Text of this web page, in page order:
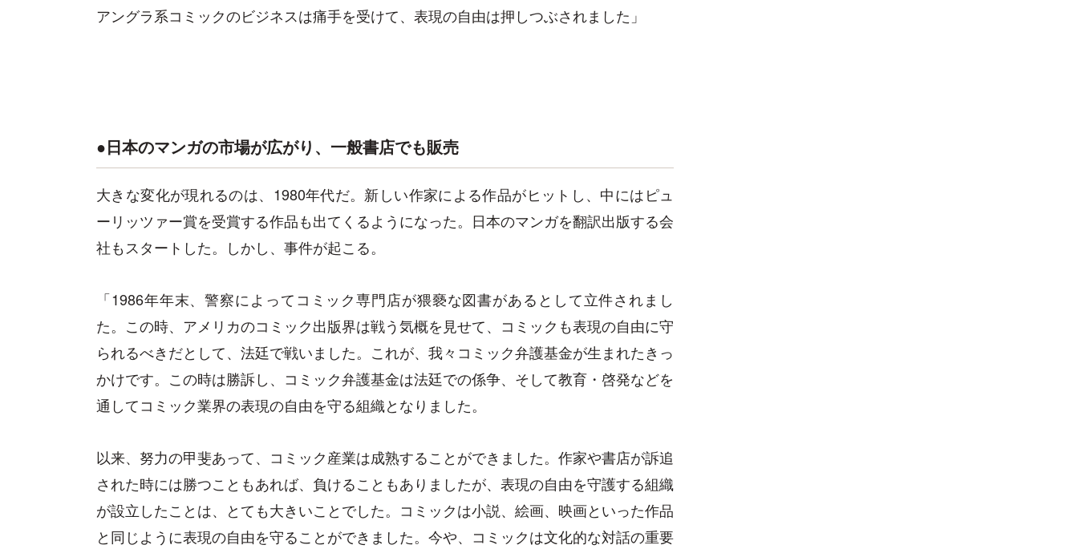
アングラ系コミックのビジネスは痛手を受けて、表現の自由は押しつぶされました」
●日本のマンガの市場が広がり、一般書店でも販売
大きな変化が現れるのは、1980年代だ。新しい作家による作品がヒットし、中にはピュ
ーリッツァー賞を受賞する作品も出てくるようになった。日本のマンガを翻訳出版する会
社もスタートした。しかし、事件が起こる。
「1986年年末、警察によってコミック専門店が猥褻な図書があるとして立件されまし
た。この時、アメリカのコミック出版界は戦う気概を見せて、コミックも表現の自由に守
られるべきだとして、法廷で戦いました。これが、我々コミック弁護基金が生まれたきっ
かけです。この時は勝訴し、コミック弁護基金は法廷での係争、そして教育・啓発などを
通してコミック業界の表現の自由を守る組織となりました。
以来、努力の甲斐あって、コミック産業は成熟することができました。作家や書店が訴追
された時には勝つこともあれば、負けることもありましたが、表現の自由を守護する組織
が設立したことは、とても大きいことでした。コミックは小説、絵画、映画といった作品
と同じように表現の自由を守ることができました。今や、コミックは文化的な対話の重要